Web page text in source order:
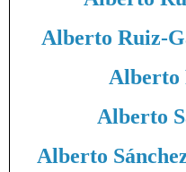
Alberto Ruiz-
Alberto
Alberto
Alberto